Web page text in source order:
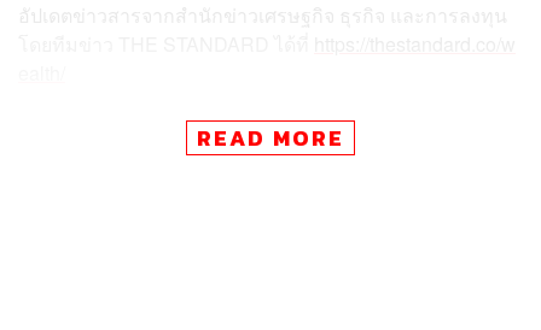
อัปเดตข่าวสารจากสำนักข่าวเศรษฐกิจ ธุรกิจ และการลงทุน
READ MORE